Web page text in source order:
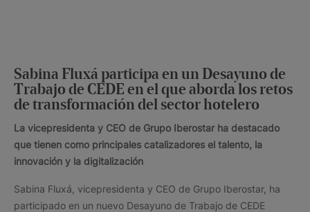
Sabina Fluxá participa en un Desayuno de
Trabajo de CEDE en el que aborda los retos
de transformación del sector hotelero
La vicepresidenta y CEO de Grupo Iberostar ha destacado
que tienen como principales catalizadores el talento, la
innovación y la digitalización
Sabina Fluxá, vicepresidenta y CEO de Grupo Iberostar, ha
participado en un nuevo Desayuno de Trabajo de CEDE